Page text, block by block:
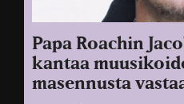
Papa Roachin
kantaa
masennusta